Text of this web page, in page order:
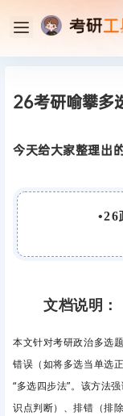
26考研喻攀多
今天给大家整理出
•26
文档说明：
本文针对考研政治多选
错误（如将多选当单选
“多选四步法”。该方法
识点判断）、排错（排